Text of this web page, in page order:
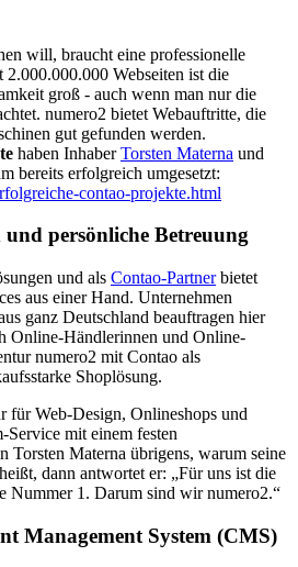
will, braucht eine professionelle
Webseiten ist die
groß - auch wenn man nur die
numero2 bietet Webauftritte, die
gut gefunden werden.
haben InhaberTorsten Materna und
bereits erfolgreich umgesetzt:
contao-projekte.html
persönliche Betreuung
und als Contao-Partnerbietet
aus einer Hand. Unternehmen
ganz Deutschland beauftragen hier
Online-Händlerinnen und Online-
numero2 mit Contao als
Shoplösung.
für Web-Design, Onlineshops und
mit einem festen
Torsten Materna übrigens, warum seine
dann antwortet er: „Für uns ist die
Nummer 1. Darum sind wir numero2.“
Management System (CMS)